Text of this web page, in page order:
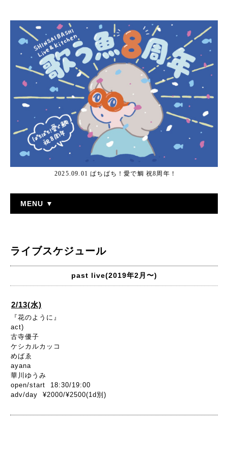
2025.09.01 ぱちぱち！愛で鯛 祝8周年！
MENU ▼
ライブスケジュール
past live(2019年2月〜)
2/13(水)
『花のように』
act)
古寺優子
ケシカルカッコ
めばゑ
ayana
華川ゆうみ
open/start 18:30/19:00
adv/day ¥2000/¥2500(1d別)